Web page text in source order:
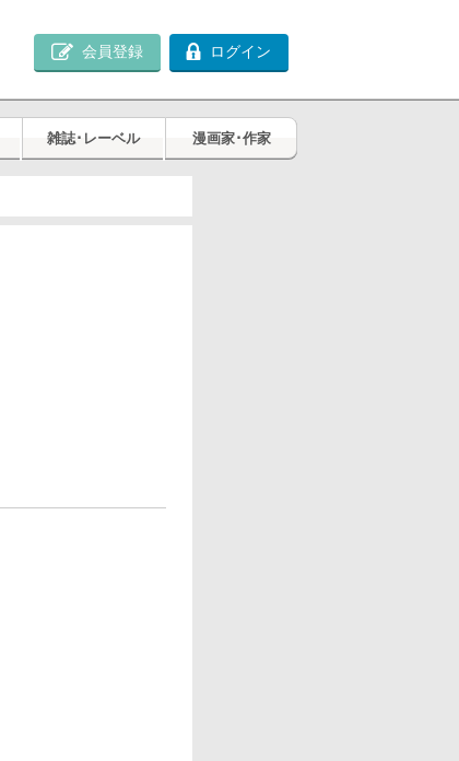
会員登録 ログイン
雑誌･レーベル 漫画家･作家